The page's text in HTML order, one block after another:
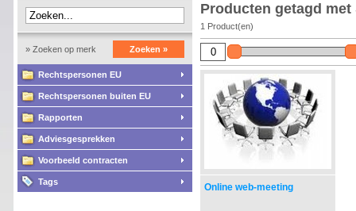
» Zoeken op merk Zoeken »
Rechtspersonen EU
Rechtspersonen buiten EU
Rapporten
Adviesgesprekken
Voorbeeld contracten
Tags
Producten getagd
1 Product(en)
Online web-meeting